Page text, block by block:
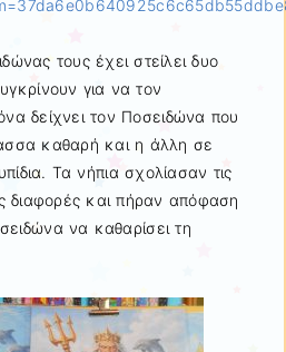
τους έχει στείλει δυο
για να τον
δείχνει τον Ποσειδώνα που
καθαρή και η άλλη σε
Τα νήπια σχολίασαν τις
διαφορές και πήραν απόφαση
να καθαρίσει τη